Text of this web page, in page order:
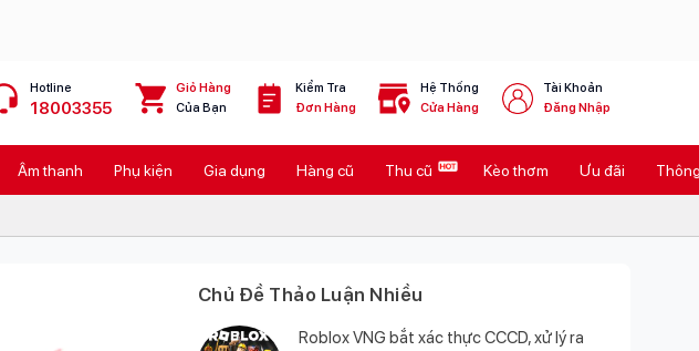
Hotline
18003355
Giỏ Hàng
Của Bạn
Kiểm Tra
Đơn Hàng
Hệ Thống
Cửa Hàng
Tài Khoản
Đăng Nhập
Âm thanh Phụ kiện Gia dụng Hàng cũ Thu cũ Kèo thơm Ưu đãi
Chủ Đề Thảo Luận Nhiều
Roblox VNG bắt xác thực CCCD, xử lý ra